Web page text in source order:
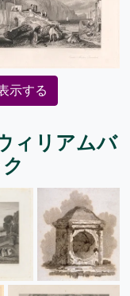
示する
ィリアムバ